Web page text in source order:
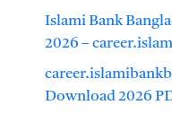
Islami Bank
2026 –
Download 2026